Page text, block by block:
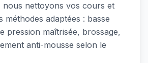
nous nettoyons vos cours et
méthodes adaptées : basse
pression maîtrisée, brossage,
anti-mousse selon le